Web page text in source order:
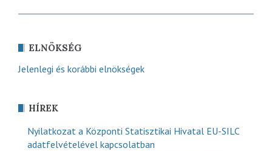
ELNÖKSÉG
Jelenlegi és korábbi elnökségek
HÍREK
Nyilatkozat a Központi Statisztikai Hivatal EU-SILC
adatfelvételével kapcsolatban